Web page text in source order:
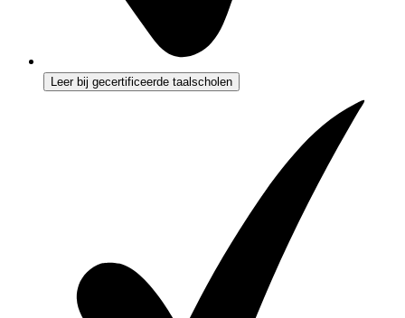
Leer bij gecertificeerde taalscholen